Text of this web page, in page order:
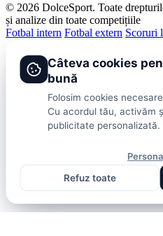
© 2026 DolceSport. Toate
și analize din toate competițiile
Fotbal intern Fotbal extern Scoruri
Câteva cookies
bună
Folosim cookies
Cu acordul tău, activăm
publicitate personalizată.
Refuz toate